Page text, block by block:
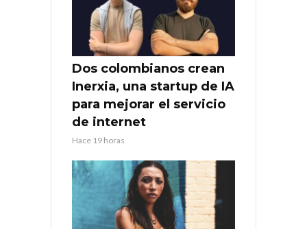
Dos colombianos crean
Inerxia, una startup de IA
para mejorar el servicio
de internet
Hace 19 horas